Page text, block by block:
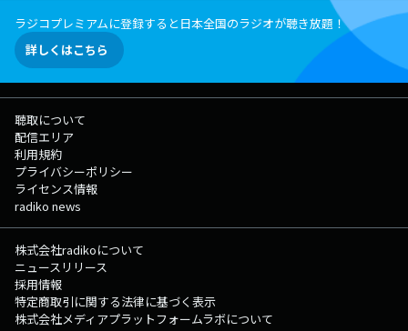
ラジコプレミアムに登録すると日本全国のラジオが聴き放題！
詳しくはこちら
聴取について
配信エリア
利用規約
プライバシーポリシー
ライセンス情報
radiko news
株式会社radikoについて
ニュースリリース
採用情報
特定商取引に関する法律に基づく表示
株式会社メディアプラットフォームラボについて